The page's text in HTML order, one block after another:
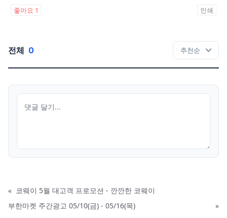
좋아요 1 인쇄
전체 0
« 코웨이 5월 대고객 프로모션 - 깐깐한 코웨이
부한마켓 주간광고 05/10(금) - 05/16(목)
»